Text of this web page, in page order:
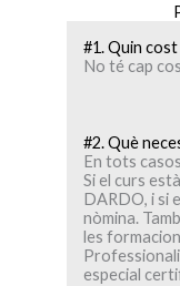
#1. Quin
No té cap
#2. Què
En tots
Si el curs
DARDO, i si
nòmina.
les
especial